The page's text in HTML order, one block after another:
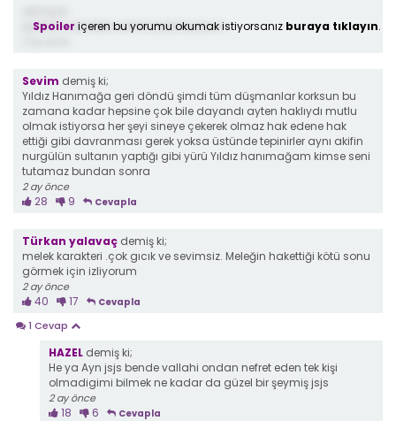
Şarkinin adı bilen varmı bulamiyorum
Spoiler içeren bu yorumu okumak istiyorsanız buraya tıklayın.
Sevim demiş ki;
Yıldız Hanımağa geri döndü şimdi tüm düşmanlar korksun bu
zamana kadar hepsine çok bile dayandı ayten haklıydı mutlu
olmak istiyorsa her şeyi sineye çekerek olmaz hak edene hak
ettiği gibi davranması gerek yoksa üstünde tepinirler aynı akifin
nurgülün sultanın yaptığı gibi yürü Yıldız hanımağam kimse seni
tutamaz bundan sonra
2 ay önce
28 9 Cevapla
Türkan yalavaç demiş ki;
melek karakteri .çok gıcık ve sevimsiz. Meleğin hakettiği kötü sonu
görmek için izliyorum
2 ay önce
40 17 Cevapla
1 Cevap
HAZEL demiş ki;
He ya Ayn jsjs bende vallahi ondan nefret eden tek kişi
olmadigimi bilmek ne kadar da güzel bir şeymiş jsjs
2 ay önce
18 6 Cevapla